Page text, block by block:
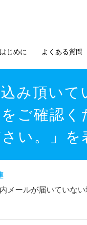
はじめに よくある質問
み頂い
ご確認
い。」を
メールが届いていな